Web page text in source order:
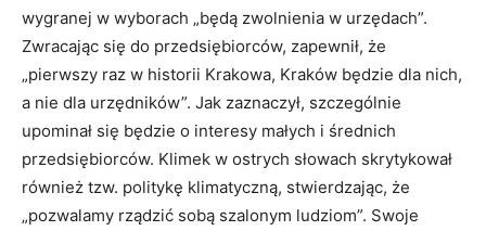
wygranej w wyborach „będą zwolnienia w urzędach”.
Zwracając się do przedsiębiorców, zapewnił, że
„pierwszy raz w historii Krakowa, Kraków będzie dla nich,
a nie dla urzędników”. Jak zaznaczył, szczególnie
upominał się będzie o interesy małych i średnich
przedsiębiorców. Klimek w ostrych słowach skrytykował
również tzw. politykę klimatyczną, stwierdzając, że
„pozwalamy rządzić sobą szalonym ludziom”. Swoje